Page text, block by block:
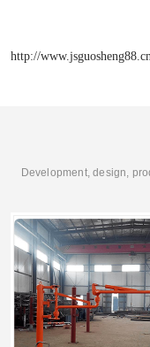
http://www.jsguosheng88.cn
Development, design,